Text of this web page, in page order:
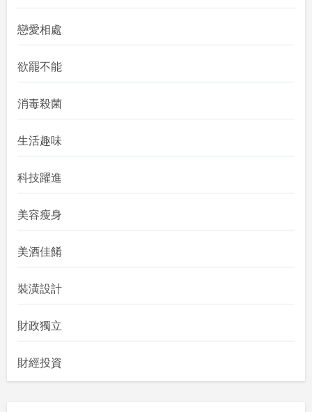
戀愛相處
欲罷不能
消毒殺菌
生活趣味
科技躍進
美容瘦身
美酒佳餚
裝潢設計
財政獨立
財經投資